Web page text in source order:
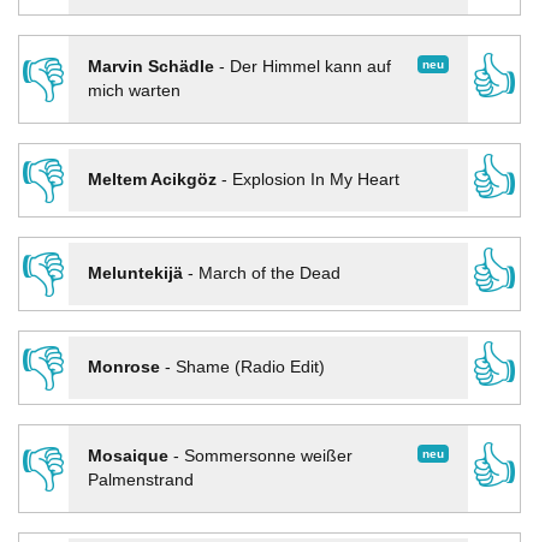
👎 neu
Marvin Schädle- Der Himmel kann auf
mich warten
👍
👎
Meltem Acikgöz- Explosion In My Heart
👍
👎
Meluntekijä- March of the Dead
👍
👎
Monrose- Shame (Radio Edit)
👍
👎
neu
Mosaique- Sommersonne weißer
Palmenstrand
👍